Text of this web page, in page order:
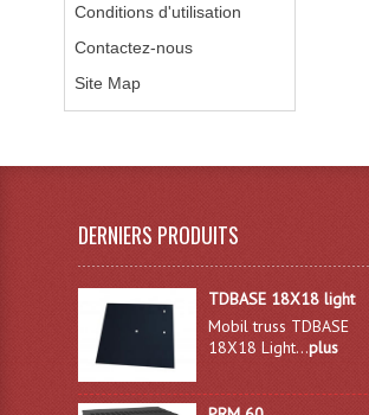
Conditions d'utilisation
Contactez-nous
Site Map
DERNIERS PRODUITS
TDBASE 18X18 light
Mobil truss TDBASE
18X18 Light...plus